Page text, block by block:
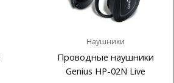
Наушники
Проводные наушники
Genius HP-02N Live